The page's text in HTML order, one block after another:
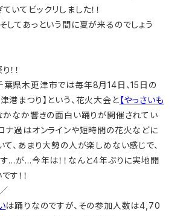
いてビックリしました！！
してあっという間に夏が来るのでしょう
！！
葉県木更津市では毎年8月14日、15日の
港まつり】という、花火大会と 【やっさいも
かなか響きの面白い踊りが開催されてい
ナ過はオンラインや短時間の花火などに
て、あまり大勢の人が楽しめない感じで、
…が…今年は！！なんと4年ぶりに実地開
す！！
は踊りなのですが、その参加人数は4,70